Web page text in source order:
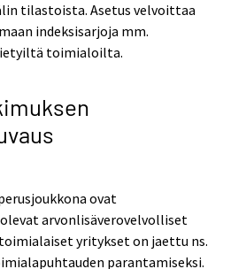
tilastoista. Asetus velvoittaa
indeksisarjoja mm.
toimialoilta.
ovat
arvonlisäverovelvolliset
yritykset on jaettu ns.
parantamiseksi.